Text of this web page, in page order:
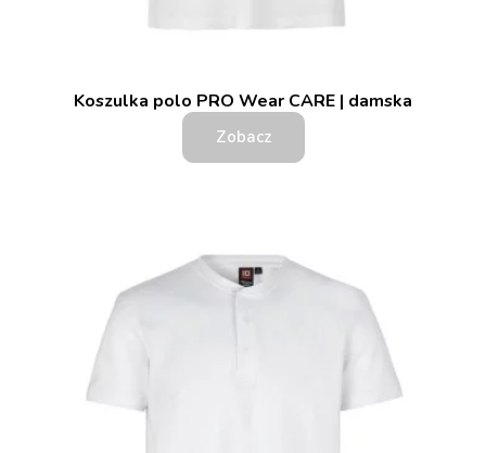
Koszulka polo PRO Wear CARE | damska
Zobacz